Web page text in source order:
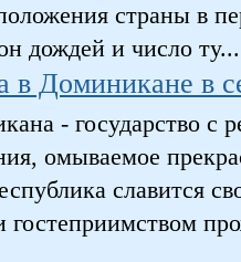
страны в
дождей и число ту...
в Доминикане в
- государство с
омываемое
славится
гостеприимством